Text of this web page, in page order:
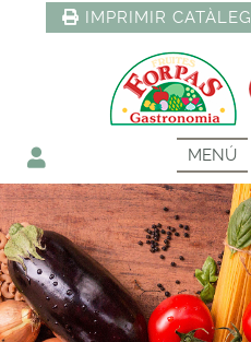
IMPRIMIR CATÀLEG
MENÚ